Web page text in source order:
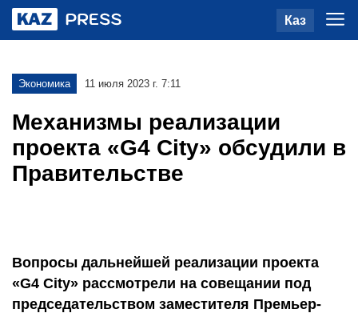
Каз
Экономика 11 июля 2023 г. 7:11
Механизмы реализации
проекта «G4 Сity» обсудили в
Правительстве
Вопросы дальнейшей реализации проекта
«G4 Сity» рассмотрели на совещании под
председательством заместителя Премьер-